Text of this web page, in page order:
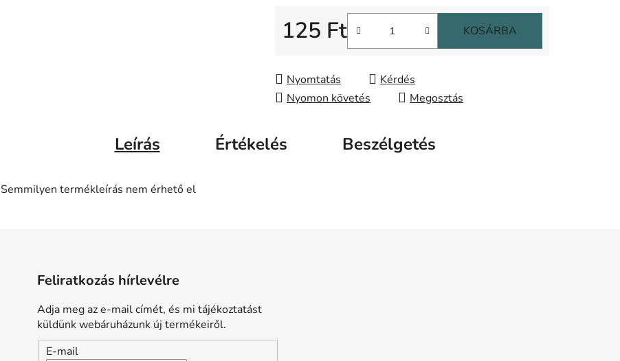
125 Ft KOSÁRBA
Nyomtatás
Kérdés
Nyomon követés
Megosztás
Leírás Értékelés Beszélgetés
Semmilyen termékleírás nem érhető el
Feliratkozás hírlevélre
Adja meg az e-mail címét, és mi tájékoztatást
küldünk webáruházunk új termékeiről.
E-mail